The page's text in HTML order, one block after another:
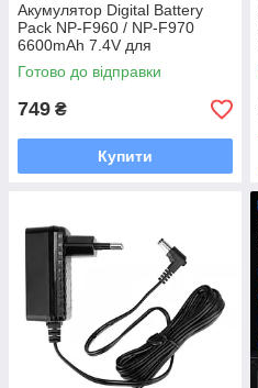
Акумулятор Digital Battery
Pack NP-F960 / NP-F970
6600mAh 7.4V для
відеосвітла та камер Sony
Готово до відправки
749 ₴
Купити